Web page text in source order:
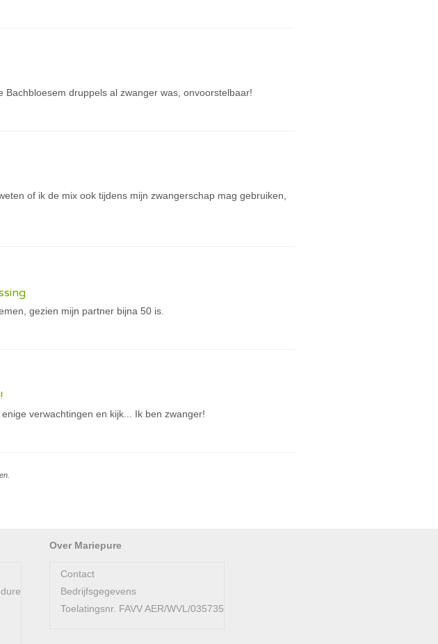
druppels al zwanger was, onvoorstelbaar!
of ik de mix ook tijdens mijn zwangerschap mag gebruiken,
gezien mijn partner bijna 50 is.
verwachtingen en kijk... Ik ben zwanger!
Over Mariepure
Contact
Bedrijfsgegevens
Toelatingsnr. FAVV AER/WVL/035735